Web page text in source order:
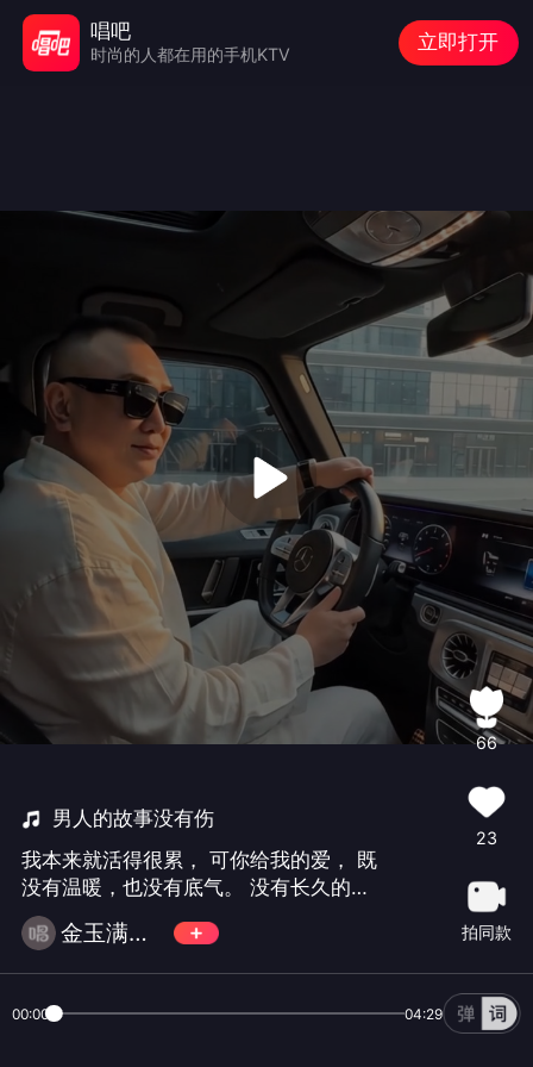
男人的故事没有伤
我本来就活得很累， 可你给我的爱， 既
没有温暖，也没有底气。 没有长久的陪
伴， 没有安稳的踏实， 只剩下无尽的内
耗，和数不清的委屈。 我一直在硬撑，
可我真的想问， 这段感情，到底还有什
金玉满堂卍风云
66
23
拍同款
00:00 04:29
唱吧
时尚的人都在用的手机KTV
立即打开